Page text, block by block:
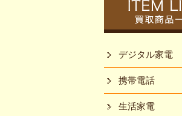
デジタル家電
携帯電話
生活家電